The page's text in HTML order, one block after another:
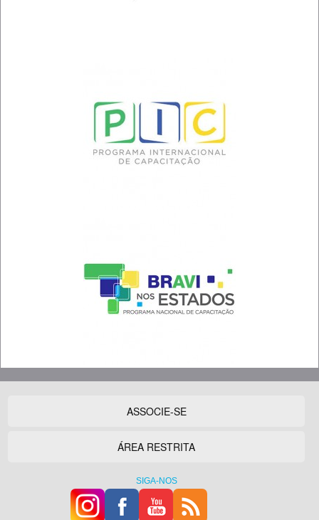
ASSOCIE-SE
ÁREA RESTRITA
SIGA-NOS